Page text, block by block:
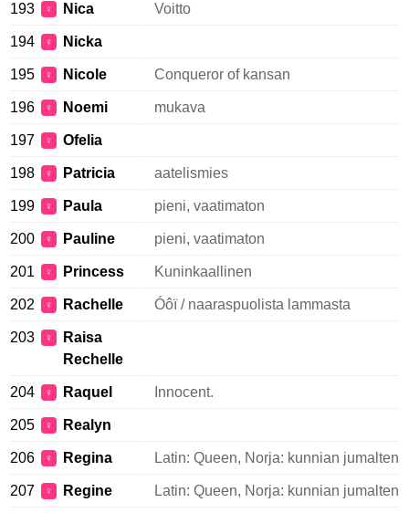
193 ♀ Nica Voitto
194 ♀ Nicka
195 ♀ Nicole Conqueror of kansan
196 ♀ Noemi mukava
197 ♀ Ofelia
198 ♀ Patricia aatelismies
199 ♀ Paula pieni, vaatimaton
200 ♀ Pauline pieni, vaatimaton
201 ♀ Princess Kuninkaallinen
202 ♀ Rachelle Óôï / naaraspuolista lammasta
203 ♀
Raisa
Rechelle
204 ♀ Raquel Innocent.
205 ♀ Realyn
206 ♀ Regina Latin: Queen, Norja: kunnian jumalten
207 ♀ Regine Latin: Queen, Norja: kunnian jumalten